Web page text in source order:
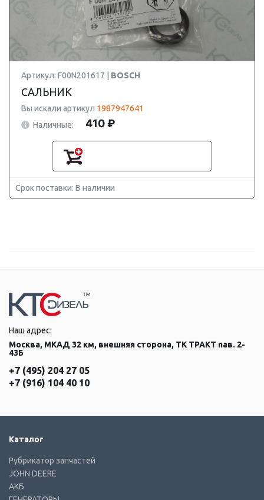
Артикул: F00N201617 | BOSCH
САЛЬНИК
Вы искали артикул 1987947641
Наличные:
410 ₽
Срок поставки: В наличии
Наш адрес:
Москва, МКАД 32 км, внешняя сторона, ТК ТРАКТ пав. 2-
43Б
+7 (495) 204 27 05
+7 (916) 104 40 10
Каталог
Рубрикатор запчастей
JOHN DEERE
АКБ